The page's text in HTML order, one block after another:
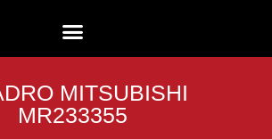
MITSUBISHI
MR233355